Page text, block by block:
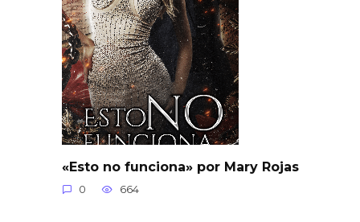
«Esto no funciona» por Mary Rojas
0 664